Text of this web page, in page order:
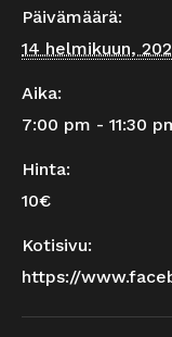
Päivämäärä:
14 helmikuun,
Aika:
7:00 pm - 11:30
Hinta:
10€
Kotisivu:
https://